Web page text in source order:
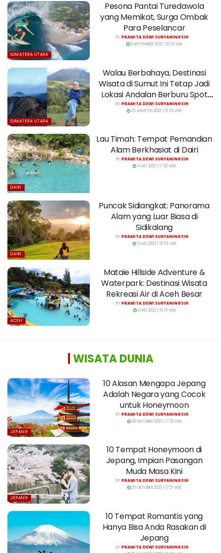
SUMATERA UTARA
Pesona Pantai Turedawola
yang Memikat, Surga Ombak
Para Peselancar
BYPRAMITA DEWI SURYANINGSIH
8 SEPTEMBER 2023 | 02:18 WIB
SUMATERA UTARA
Walau Berbahaya, Destinasi
Wisata di Sumut Ini Tetap Jadi
Lokasi Andalan Berburu Spot
Foto
BYPRAMITA DEWI SURYANINGSIH
25 AGUSTUS 2023 | 01:35 WIB
DAIRI
Lau Timah: Tempat Pemandian
Alam Berkhasiat di Dairi
BYPRAMITA DEWI SURYANINGSIH
5 MEI 2023 | 17:20 WIB
DAIRI
Puncak Sidiangkat: Panorama
Alam yang Luar Biasa di
Sidikalang
BYPRAMITA DEWI SURYANINGSIH
5 MEI 2023 | 16:53 WIB
ACEH
Mataie Hillside Adventure &
Waterpark: Destinasi Wisata
Rekreasi Air di Aceh Besar
BYPRAMITA DEWI SURYANINGSIH
2 MEI 2023 | 16:15 WIB
WISATA DUNIA
JEPANG
10 Alasan Mengapa Jepang
Adalah Negara yang Cocok
untuk Honeymoon
BYPRAMITA DEWI SURYANINGSIH
29 OKTOBER 2023 | 17:33 WIB
JEPANG
10 Tempat Honeymoon di
Jepang, Impian Pasangan
Muda Masa Kini
BYPRAMITA DEWI SURYANINGSIH
29 OKTOBER 2023 | 17:21 WIB
10 Tempat Romantis yang
Hanya Bisa Anda Rasakan di
Jepang
BYPRAMITA DEWI SURYANINGSIH